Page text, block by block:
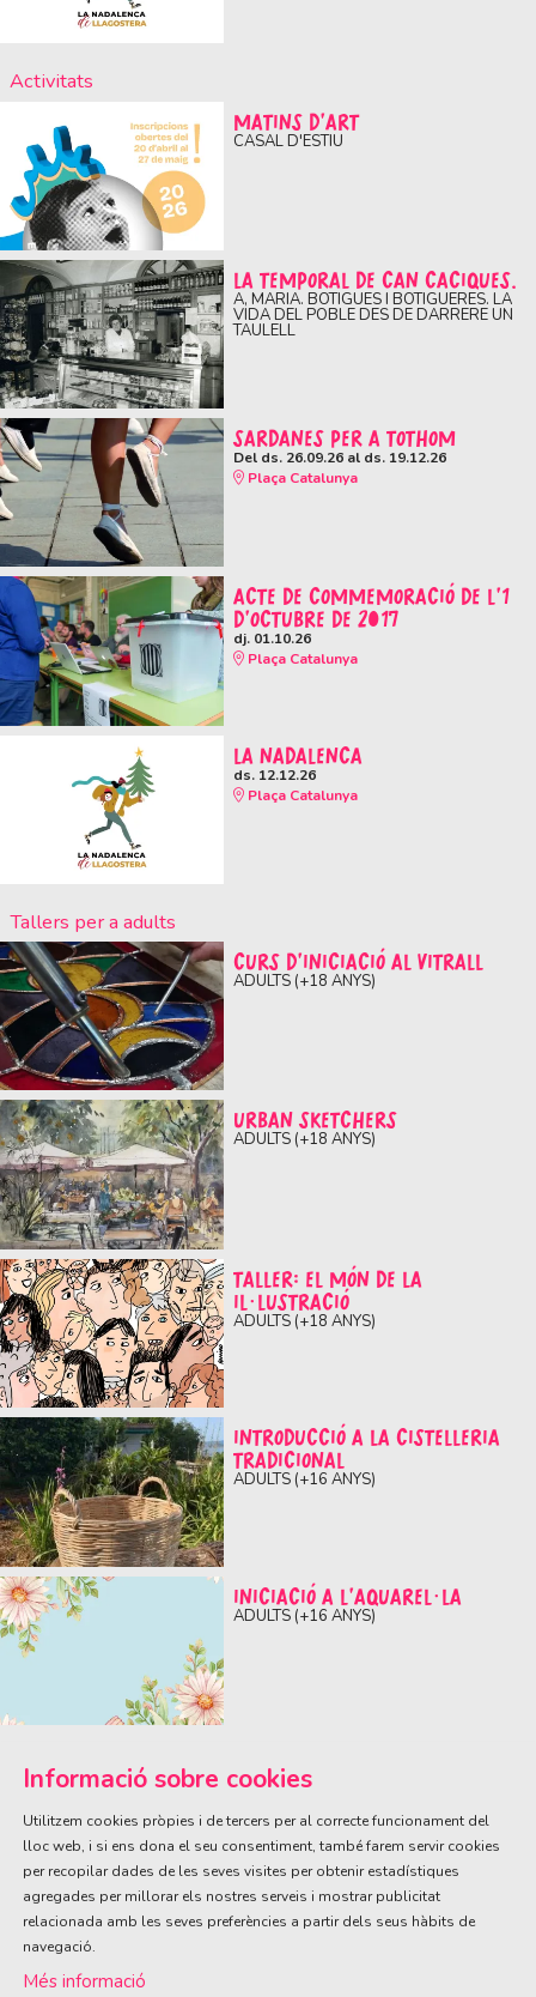
Activitats
MATINS D'ART
CASAL D'ESTIU
LA TEMPORAL DE CAN CACIQUES.
A, MARIA. BOTIGUES I BOTIGUERES. LA
VIDA DEL POBLE DES DE DARRERE UN
TAULELL
SARDANES PER A TOTHOM
Del ds. 26.09.26al ds. 19.12.26
Plaça Catalunya
ACTE DE COMMEMORACIÓ DE L'1
D'OCTUBRE DE 2017
dj. 01.10.26
Plaça Catalunya
LA NADALENCA
ds. 12.12.26
Plaça Catalunya
Tallers per a adults
CURS D’INICIACIÓ AL VITRALL
ADULTS (+18 ANYS)
URBAN SKETCHERS
ADULTS (+18 ANYS)
TALLER: EL MÓN DE LA
IL·LUSTRACIÓ
ADULTS (+18 ANYS)
INTRODUCCIÓ A LA CISTELLERIA
TRADICIONAL
ADULTS (+16 ANYS)
INICIACIÓ A L’AQUAREL·LA
ADULTS (+16 ANYS)
ÀREA DE CULTURA
Olivareta, 38 · T. 972 83 00 05cultura@llagostera.cat
Sitemap
Informació sobre cookies
Utilitzem cookies pròpies i de tercers per al correcte funcionament del
lloc web, i si ens dona el seu consentiment, també farem servir cookies
per recopilar dades de les seves visites per obtenir estadístiques
agregades per millorar els nostres serveis i mostrar publicitat
relacionada amb les seves preferències a partir dels seus hàbits de
navegació.
Més informació